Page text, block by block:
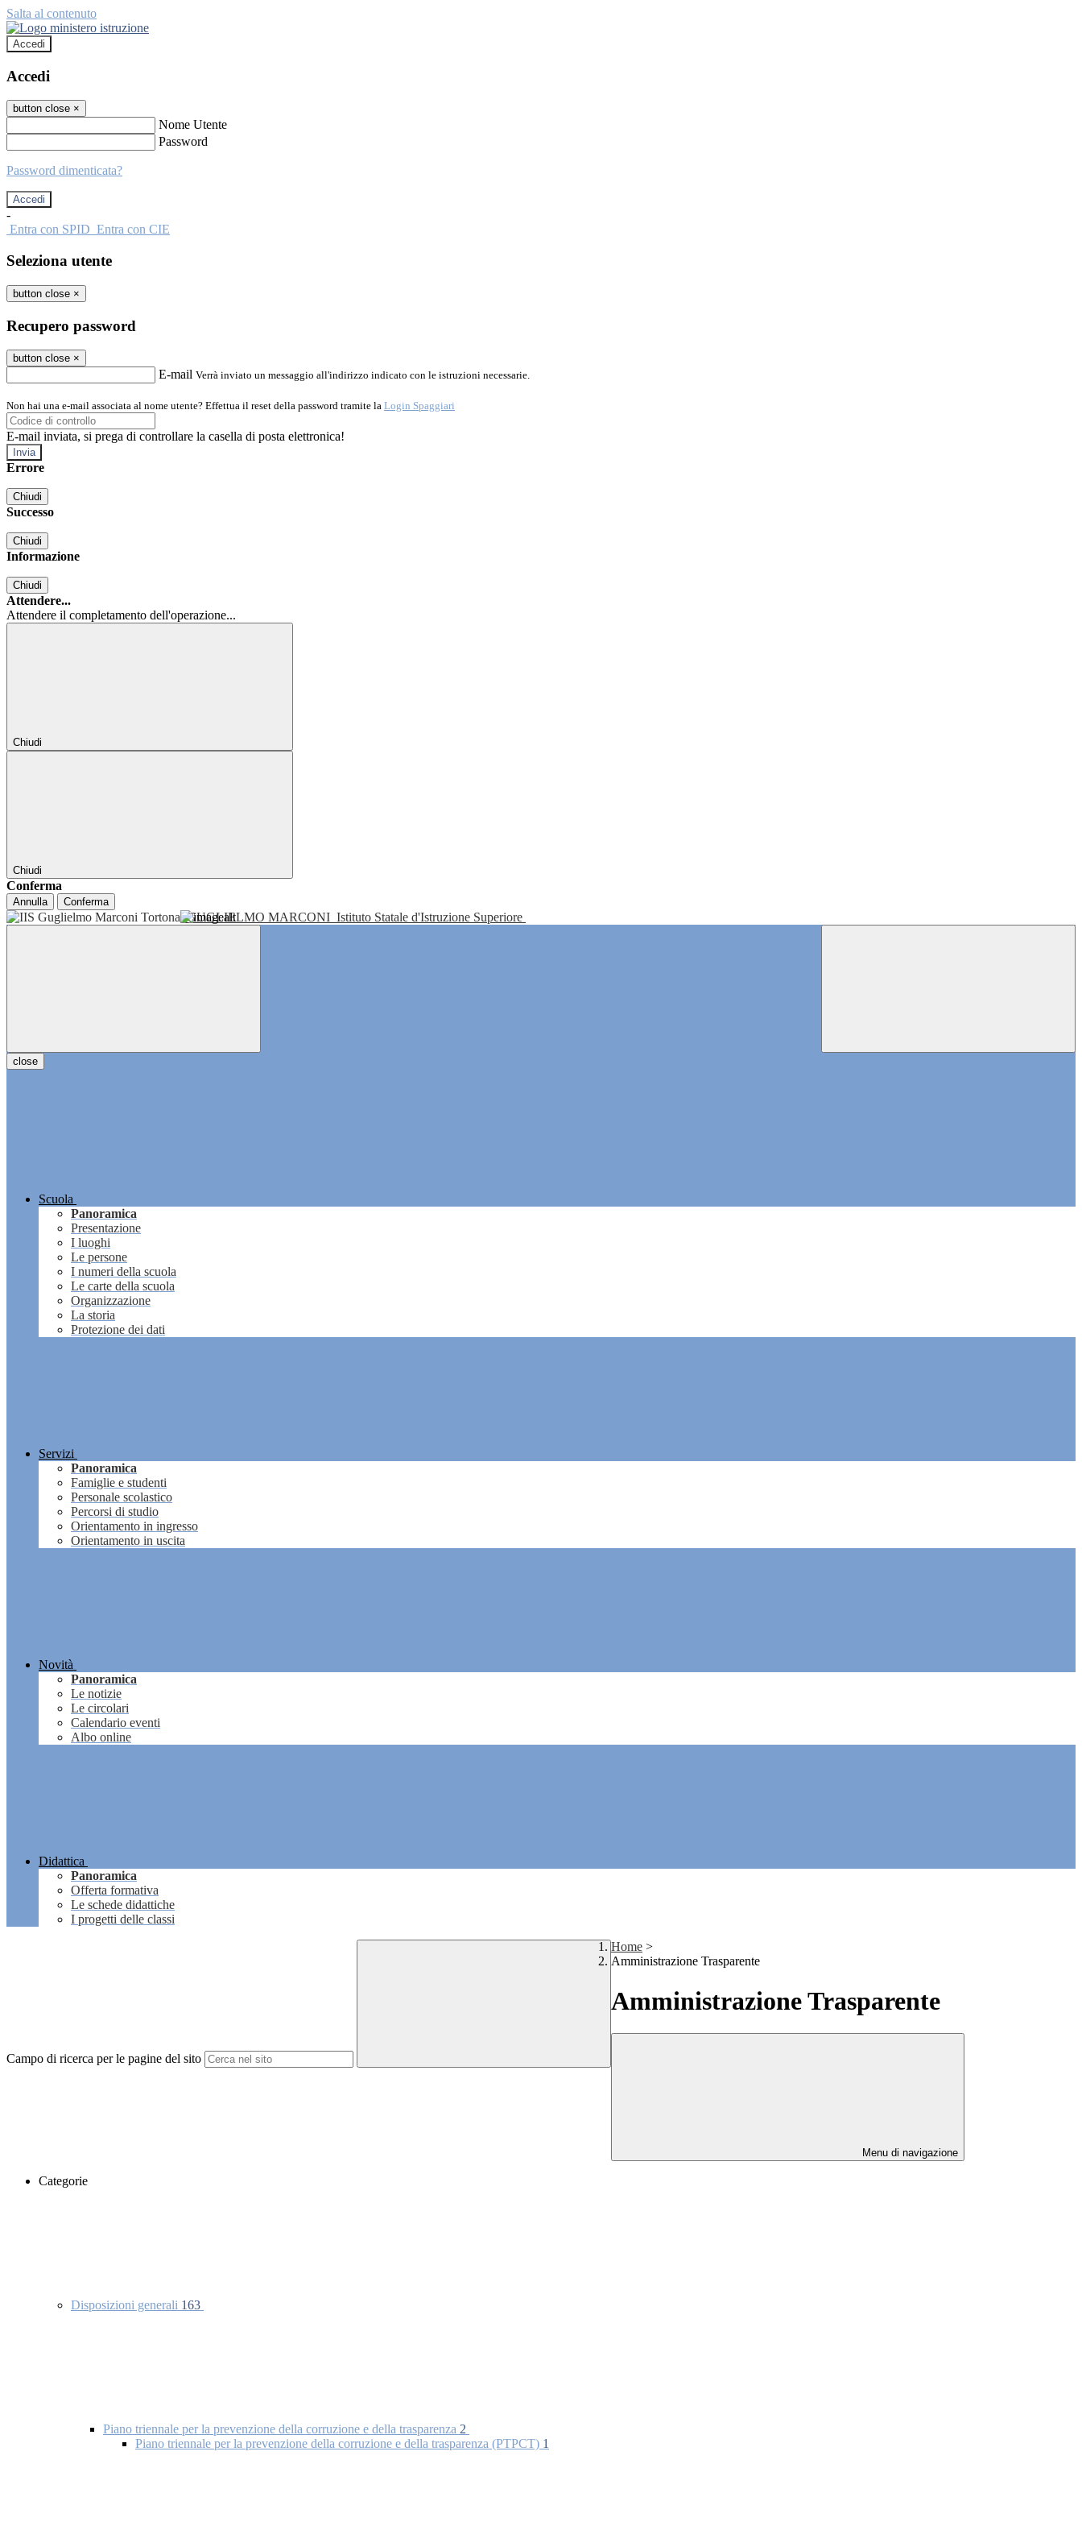
Salta al contenuto
Accedi
Accedi
button close ×
Nome Utente
Password
Password dimenticata?
-
Entra con SPID Entra con CIE
Seleziona utente
button close ×
Recupero password
button close ×
E-mail Verrà inviato un messaggio all'indirizzo indicato con le istruzioni necessarie.
Non hai una e-mail associata al nome utente? Effettua il reset della password tramite la Login Spaggiari
E-mail inviata, si prega di controllare la casella di posta elettronica!
Errore
Chiudi
Successo
Chiudi
Informazione
Chiudi
Attendere...
Attendere il completamento dell'operazione...
Chiudi
Chiudi
Conferma
Annulla Conferma
GUGLIELMO MARCONI Istituto Statale d'Istruzione Superiore
close
Scuola
Panoramica
Presentazione
I luoghi
Le persone
I numeri della scuola
Le carte della scuola
Organizzazione
La storia
Protezione dei dati
Servizi
Panoramica
Famiglie e studenti
Personale scolastico
Percorsi di studio
Orientamento in ingresso
Orientamento in uscita
Novità
Panoramica
Le notizie
Le circolari
Calendario eventi
Albo online
Didattica
Panoramica
Offerta formativa
Le schede didattiche
I progetti delle classi
Campo di ricerca per le pagine del sito
Home >
Amministrazione Trasparente
Amministrazione Trasparente
Menu di navigazione
Categorie
Disposizioni generali 163
Piano triennale per la prevenzione della corruzione e della trasparenza 2
Piano triennale per la prevenzione della corruzione e della trasparenza (PTPCT) 1